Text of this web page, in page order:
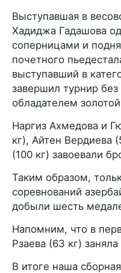
Выступавшая в
Хадиджа Гадашова
соперницами и
почетного
выступавший в
завершил турнир
обладателем
Наргиз Ахмедова и
кг), Айтен Вердиева
(100 кг) завоевали
Таким образом,
соревнований
добыли шесть
Напомним, что в
Рзаева (63 кг)
В итоге наша